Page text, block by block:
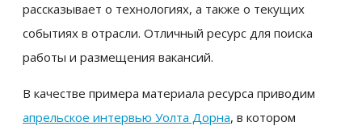
рассказывает о технологиях, а также о текущих
событиях в отрасли. Отличный ресурс для поиска
работы и размещения вакансий.
В качестве примера материала ресурса приводим
апрельское интервью Уолта Дорна, в котором